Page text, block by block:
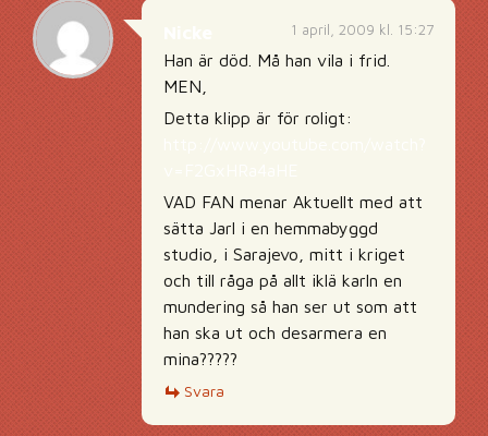
1 april, 2009 kl. 15:27
Han är död. Må han vila i frid.
MEN,
Detta klipp är för roligt:
VAD FAN menar Aktuellt med att
sätta Jarl i en hemmabyggd
studio, i Sarajevo, mitt i kriget
och till råga på allt iklä karln en
mundering så han ser ut som att
han ska ut och desarmera en
mina?????
Svara